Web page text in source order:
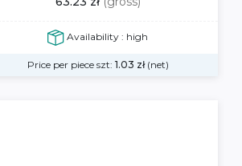
Availability : high
Price per piece szt: 1.03 zł(net)